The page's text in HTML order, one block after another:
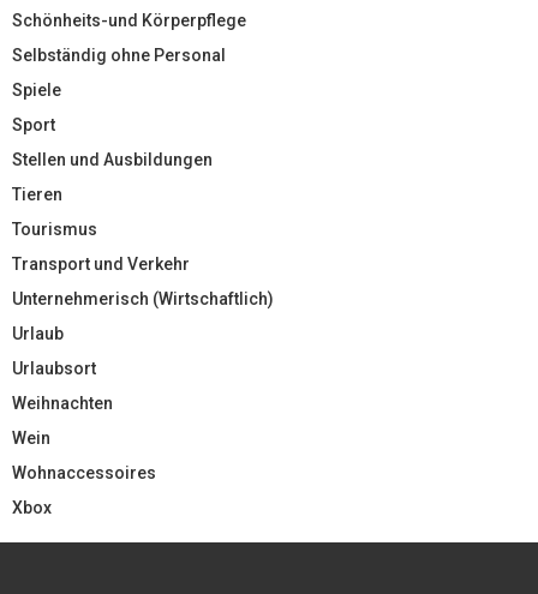
Schönheits-und Körperpflege
Selbständig ohne Personal
Spiele
Sport
Stellen und Ausbildungen
Tieren
Tourismus
Transport und Verkehr
Unternehmerisch (Wirtschaftlich)
Urlaub
Urlaubsort
Weihnachten
Wein
Wohnaccessoires
Xbox